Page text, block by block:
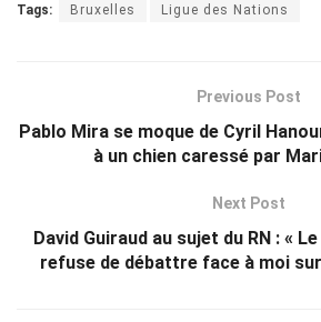
Tags: Bruxelles Ligue des Nations
Previous Post
Pablo Mira se moque de Cyril
à un chien caressé par
Next Post
David Guiraud au sujet du RN : «
refuse de débattre face à moi